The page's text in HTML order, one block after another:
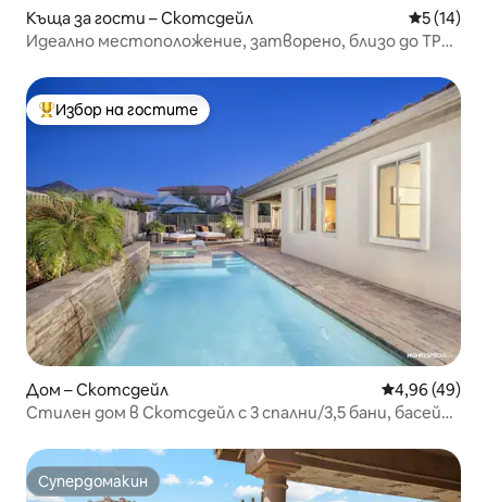
Къща за гости – Скотсдейл Средна
5 (14)
Идеално местоположение, затворено, близо до TPC
Най-популярен избор на гостите
Избор на гостите
Дом – Скотсдейл Средна
4,96 (49)
Стилен дом в Скотсдейл с 3 спални/3,5 бани, басейн
Супердомакин
Супердомакин